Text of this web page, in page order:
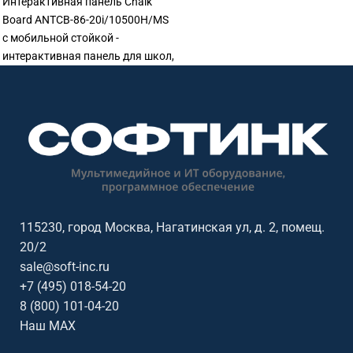
Board ANTCB-86-20i/10500H/MS
с мобильной стойкой -
интерактивная панель для школ,
уроков, презентаций,
видеосвязи и совместной
115230, город Москва, Нагатинская ул, д. 2, помещ.
20/2
sale@soft-inc.ru
+7 (495) 018-54-20
8 (800) 101-04-20
Наш MAX